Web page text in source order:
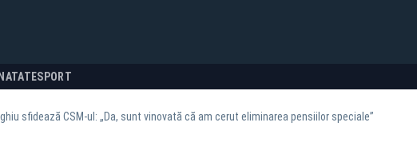
SPORT
sfidează CSM-ul: „Da, sunt vinovată că am cerut eliminarea pensiilor speciale”